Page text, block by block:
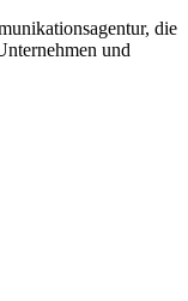
die
und